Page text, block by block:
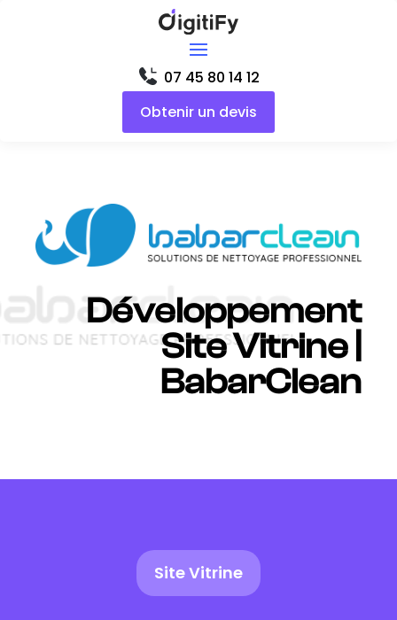
07 45 80 14 12
Obtenir un devis
Développement
Site Vitrine |
BabarClean
Site Vitrine